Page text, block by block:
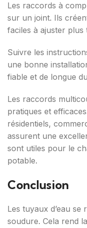
Les raccords à
sur un joint. Ils
faciles à ajuster plus
Suivre les
une bonne
fiable et de longue
Les raccords
pratiques et
résidentiels,
assurent une
sont utiles pour le
potable.
Conclusion
Les tuyaux d’eau
soudure. Cela rend